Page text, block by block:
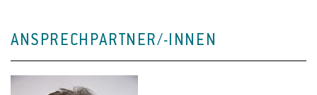
ANSPRECHPARTNER/-INNEN